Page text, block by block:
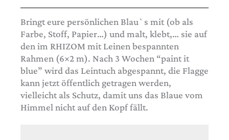
Bringt eure persönlichen Blau`s mit (ob als
Farbe, Stoff, Papier…) und malt, klebt,… sie auf
den im RHIZOM mit Leinen bespannten
Rahmen (6×2 m). Nach 3 Wochen “paint it
blue” wird das Leintuch abgespannt, die Flagge
kann jetzt öffentlich getragen werden,
vielleicht als Schutz, damit uns das Blaue vom
Himmel nicht auf den Kopf fällt.